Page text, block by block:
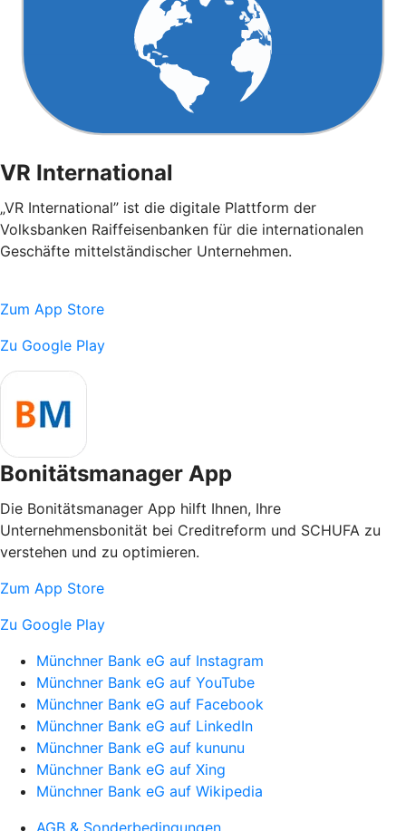
VR International
„VR International” ist die digitale Plattform der
Volksbanken Raiffeisenbanken für die internationalen
Geschäfte mittelständischer Unternehmen.
Zum App Store
Zu Google Play
Bonitätsmanager App
Die Bonitätsmanager App hilft Ihnen, Ihre
Unternehmensbonität bei Creditreform und SCHUFA zu
verstehen und zu optimieren.
Zum App Store
Zu Google Play
Münchner Bank eG auf Instagram
Münchner Bank eG auf YouTube
Münchner Bank eG auf Facebook
Münchner Bank eG auf LinkedIn
Münchner Bank eG auf kununu
Münchner Bank eG auf Xing
Münchner Bank eG auf Wikipedia
AGB & Sonderbedingungen